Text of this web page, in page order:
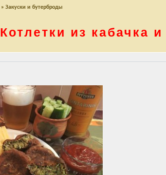
» Закуски и бутерброды
Котлетки из кабачка